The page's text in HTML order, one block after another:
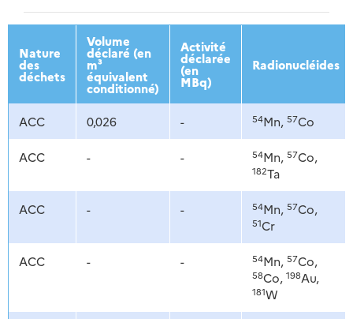
2013 2014 2015 2016
Nature
des
déchets
Volume
déclaré (en
m³
équivalent
conditionné)
Activité
déclarée
(en
MBq)
Radionucléides
ACC 0,026 - 54Mn, 57Co
ACC - - 54Mn, 57Co,
182Ta
ACC - - 54Mn, 57Co,
51Cr
ACC - - 54Mn, 57Co,
58Co, 198Au,
181W